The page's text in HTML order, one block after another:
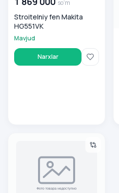
so'm
Stroitelniy fen Makita
HG551VK
Mavjud
Narxlar